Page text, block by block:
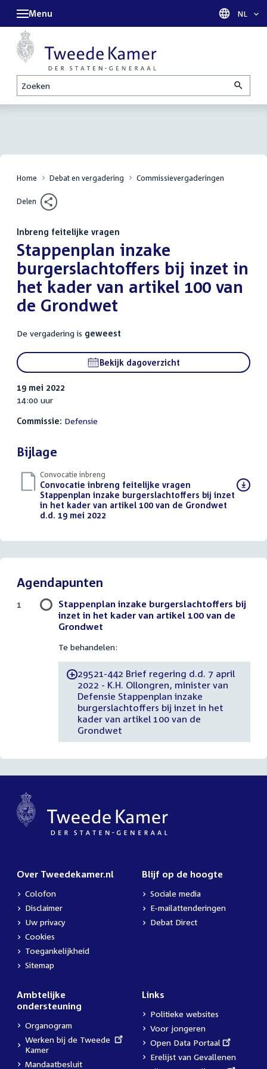
Zoeken
Menu Taal
NL
Home Debat en vergadering Commissievergaderingen
Delen
Inbreng feitelijke vragen
:Stappenplan inzake
burgerslachtoffers bij inzet in
het kader van artikel 100 van
de Grondwet
De vergadering is geweest
Bekijk dagoverzicht
19 mei 2022
14:00 uur
Commissie: Defensie
Bijlage
Convocatie inbreng
Download
bestand:
Convocatie inbreng feitelijke vragen
Stappenplan inzake burgerslachtoffers bij inzet
in het kader van artikel 100 van de Grondwet
d.d. 19 mei 2022
Agendapunten
Stappenplan inzake burgerslachtoffers bij
inzet in het kader van artikel 100 van de
Grondwet
Te behandelen:
-29521-442 Brief regering d.d. 7 april
2022 - K.H. Ollongren, minister van
Defensie Stappenplan inzake
burgerslachtoffers bij inzet in het
kader van artikel 100 van de
Grondwet
1
Over Tweedekamer.nl
Colofon
Disclaimer
Uw privacy
Cookies
Toegankelijkheid
Sitemap
Blijf op de hoogte
Sociale media
E-mailattenderingen
Debat Direct
Ambtelijke
ondersteuning
Organogram
External
link:
Werken bij de Tweede
Kamer
Mandaatbesluit
Links
Politieke websites
Voor jongeren
External
link:
Open Data Portaal
Erelijst van Gevallenen